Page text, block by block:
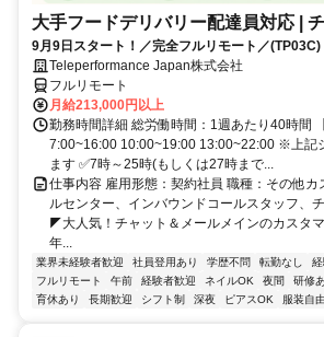
大手フードデリバリー配達員対応 |
9月9日スタート！／完全フルリモート／(TP03C)
Teleperformance Japan株式会社
フルリモート
月給213,000円以上
勤務時間詳細 総労働時間：1週あたり40時間
7:00~16:00 10:00~19:00 13:00~22:00 ※上記
ます ✅7時～25時(もしくは27時まで...
仕事内容 雇用形態：契約社員 職種：その他カ
ルセンター、インバウンドコールスタッフ、
◤大人気！チャット＆メールメインのカスタ
年...
業界未経験者歓迎 社員登用あり 学歴不問 転勤なし
フルリモート
午前 経験者歓迎 ネイルOK 夜間 研修
育休あり
長期歓迎 シフト制 深夜 ピアスOK 服装自由